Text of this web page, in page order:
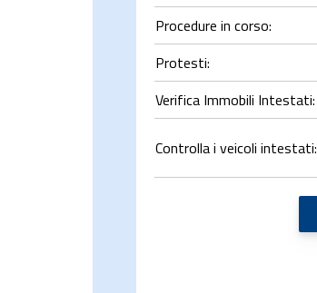
Procedure in corso:
Protesti:
Verifica Immobili Intestati:
Controlla i veicoli intestati: